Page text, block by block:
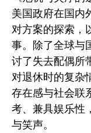
美国政府在国内
对方案的探索，
事。除了全球与
讨了失去配偶所
对退休时的复杂
存在感与社会联
考、兼具娱乐性
与笑声。